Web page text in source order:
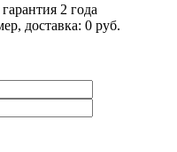
гарантия 2 года
доставка: 0 руб.